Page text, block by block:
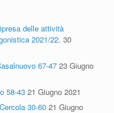
delle attività
2021/22. 30
67-47 23 Giugno
58-43 21 Giugno 2021
30-60 21 Giugno